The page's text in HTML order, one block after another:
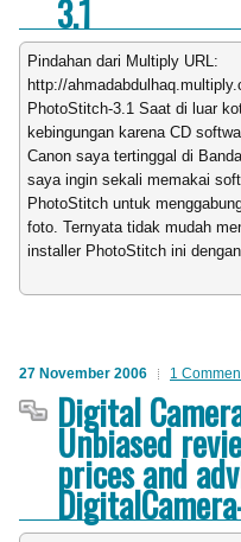
3.1
Pindahan dari Multiply URL:
http://
PhotoStitch-3.1 Saat di luar
kebingungan karena CD
Canon saya tertinggal di
saya ingin sekali memakai
PhotoStitch untuk
foto. Ternyata tidak mudah
installer PhotoStitch ini dengan
27 November 2006 1
Digital
Unbiased
prices and